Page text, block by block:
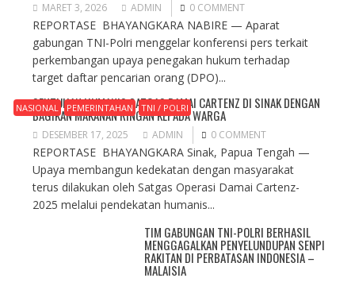
MARET 3, 2026 ADMIN 0 COMMENT
REPORTASE BHAYANGKARA NABIRE — Aparat
gabungan TNI-Polri menggelar konferensi pers terkait
perkembangan upaya penegakan hukum terhadap
target daftar pencarian orang (DPO)...
NASIONAL PEMERINTAHAN TNI / POLRI
SENTUHAN HUMANIS SATGAS DAMAI CARTENZ DI SINAK DENGAN
BAGIKAN MAKANAN RINGAN KEPADA WARGA
DESEMBER 17, 2025 ADMIN 0 COMMENT
REPORTASE BHAYANGKARA Sinak, Papua Tengah —
Upaya membangun kedekatan dengan masyarakat
terus dilakukan oleh Satgas Operasi Damai Cartenz-
2025 melalui pendekatan humanis...
TIM GABUNGAN TNI-POLRI BERHASIL
MENGGAGALKAN PENYELUNDUPAN SENPI
RAKITAN DI PERBATASAN INDONESIA –
MALAISIA